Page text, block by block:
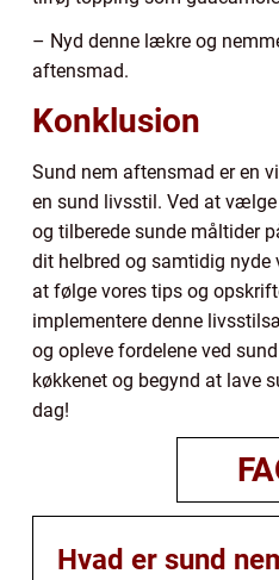
– Nyd denne lækre og
aftensmad.
Konklusion
Sund nem aftensmad er en
en sund livsstil. Ved at
og tilberede sunde måltider
dit helbred og samtidig nyde
at følge vores tips og
implementere denne
og opleve fordelene ved
køkkenet og begynd at lave
dag!
Hvad er sund